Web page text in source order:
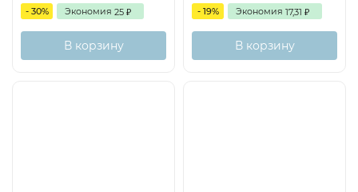
- 30% Экономия 25 ₽
В корзину
- 19% Экономия 17,31 ₽
В корзину